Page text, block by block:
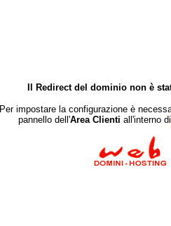
Il Redirect del dominio non è
Per impostare la configurazione è
pannello dell'Area Clienti all'interno di